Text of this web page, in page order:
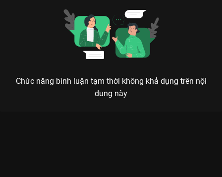
Chức năng bình luận tạm thời không khả dụng trên nội
dung này